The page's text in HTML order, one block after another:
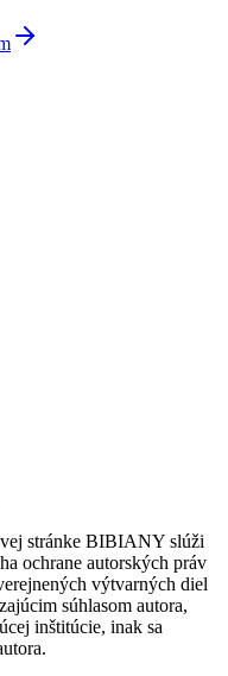
stránke BIBIANY slúži
ochrane autorských práv
výtvarných diel
súhlasom autora,
inštitúcie, inak sa